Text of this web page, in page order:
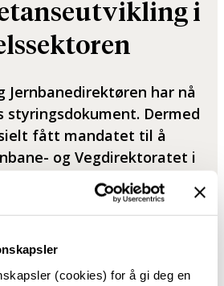
(cookies) for å gi deg en
i
Jernbanedirektøren har nå
styringsdokument. Dermed
fått mandatet til å
og Vegdirektoratet i
for riktig og
for gjennomføring
Sist oppdatert: 15. mars 2024